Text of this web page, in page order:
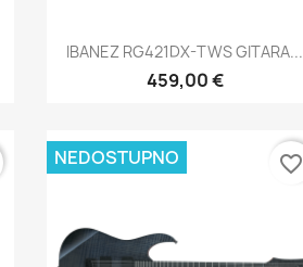
Brzi pregled
IBANEZ RG421DX-TWS GITARA...
459,00 €
NEDOSTUPNO favorite_border